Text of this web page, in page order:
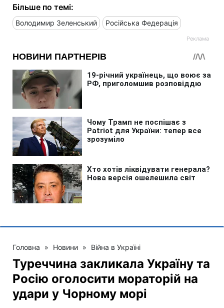
Більше по темі:
Володимир Зеленський Російська Федерація
Головна » Новини » Війна в Україні
Туреччина закликала Україну та
Росію оголосити мораторій на
удари у Чорному морі